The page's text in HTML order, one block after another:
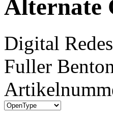
Alternate
Digital
Fuller